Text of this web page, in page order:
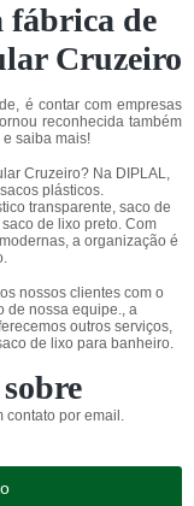
fábrica de
Cruzeiro
é contar com empresas
reconhecida também
saiba mais!
Cruzeiro? Na DIPLAL,
plásticos.
transparente, saco de
de lixo preto. Com
a organização é
nossos clientes com o
de nossa equipe., a
outros serviços,
de lixo para banheiro.
contato por email.